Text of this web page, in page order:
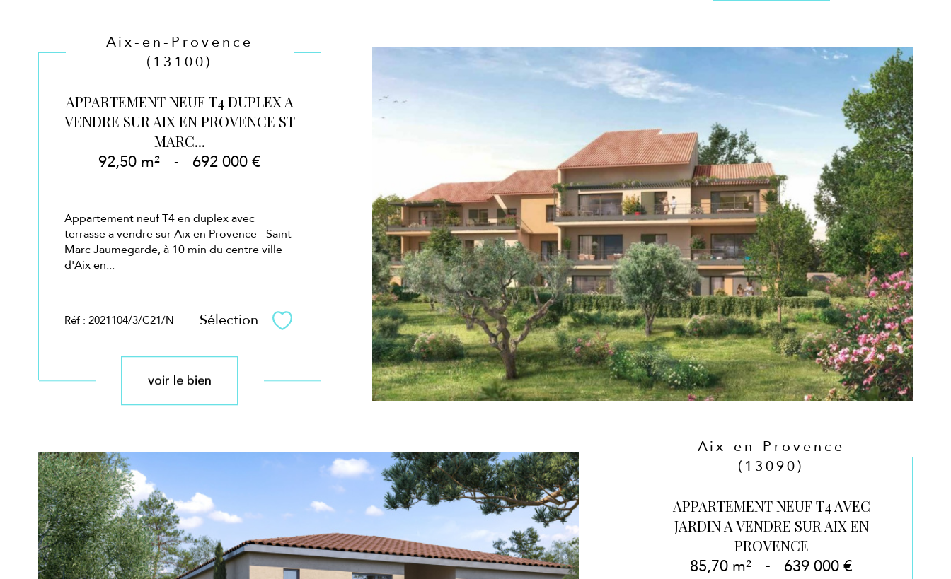
Aix-en-Provence
(13100)
APPARTEMENT NEUF T4 DUPLEX A
VENDRE SUR AIX EN PROVENCE ST
MARC...
92,50 m² - 692 000 €
Appartement neuf T4 en duplex avec
terrasse a vendre sur Aix en Provence - Saint
Marc Jaumegarde, à 10 min du centre ville
d'Aix en...
Réf : 2021104/3/C21/N Sélection Sélectionner
voir le bien
Aix-en-Provence
(13090)
APPARTEMENT NEUF T4 AVEC
JARDIN A VENDRE SUR AIX EN
PROVENCE
85,70 m² - 639 000 €